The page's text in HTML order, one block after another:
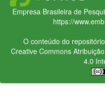
Empresa Brasileira de
https://
O conteúdo do
Creative Commons
4.0